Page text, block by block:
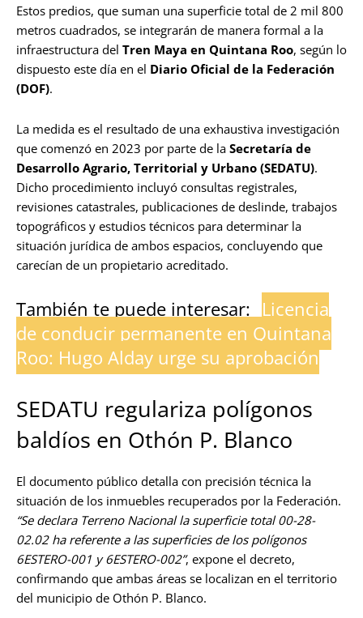
Estos predios, que suman una superficie total de 2 mil 800
metros cuadrados, se integrarán de manera formal a la
infraestructura del Tren Maya en Quintana Roo, según lo
dispuesto este día en el Diario Oficial de la Federación
(DOF).
La medida es el resultado de una exhaustiva investigación
que comenzó en 2023 por parte de la Secretaría de
Desarrollo Agrario, Territorial y Urbano (SEDATU).
Dicho procedimiento incluyó consultas registrales,
revisiones catastrales, publicaciones de deslinde, trabajos
topográficos y estudios técnicos para determinar la
situación jurídica de ambos espacios, concluyendo que
carecían de un propietario acreditado.
También te puede interesar: Licencia
de conducir permanente en Quintana
Roo: Hugo Alday urge su aprobación
SEDATU regulariza polígonos
baldíos en Othón P. Blanco
El documento público detalla con precisión técnica la
situación de los inmuebles recuperados por la Federación.
“Se declara Terreno Nacional la superficie total 00-28-
02.02 ha referente a las superficies de los polígonos
6ESTERO-001 y 6ESTERO-002”, expone el decreto,
confirmando que ambas áreas se localizan en el territorio
del municipio de Othón P. Blanco.